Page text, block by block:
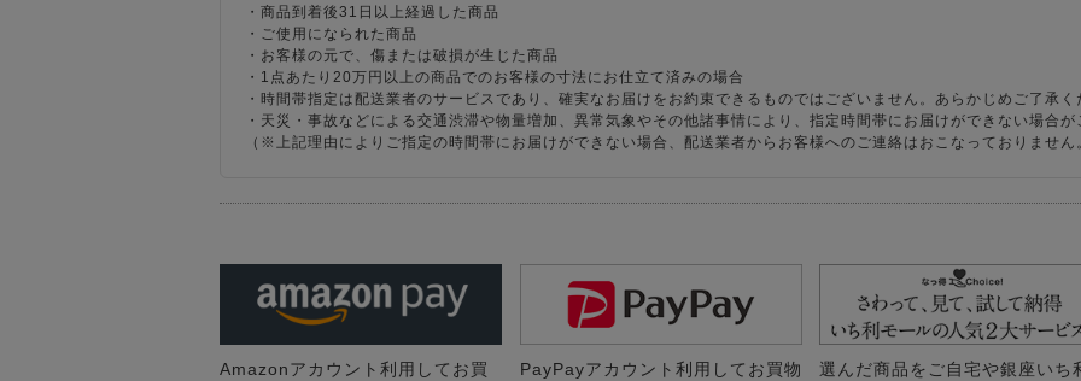
・商品到着後31日以上経過した商品
・ご使用になられた商品
・お客様の元で、傷または破損が生じた商品
・1点あたり20万円以上の商品でのお客様の寸法にお仕立て済みの場合
・時間帯指定は配送業者のサービスであり、確実なお届けをお約束できるものではございません。あらかじめご了承く
・天災・事故などによる交通渋滞や物量増加、異常気象やその他諸事情により、指定時間帯にお届けができない場合が
（※上記理由によりご指定の時間帯にお届けができない場合、配送業者からお客様へのご連絡はおこなっておりません
Amazonアカウント利用してお買
PayPayアカウント利用してお買物
選んだ商品をご自宅や銀座いち